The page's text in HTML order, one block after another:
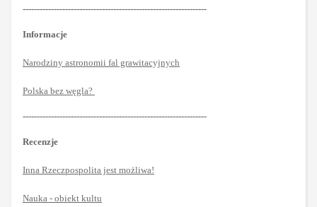
-----------------------------------------------------------------
Informacje
Narodziny astronomii fal grawitacyjnych
Polska bez węgla?
-----------------------------------------------------------------
Recenzje
Inna Rzeczpospolita jest możliwa!
Nauka - obiekt kultu